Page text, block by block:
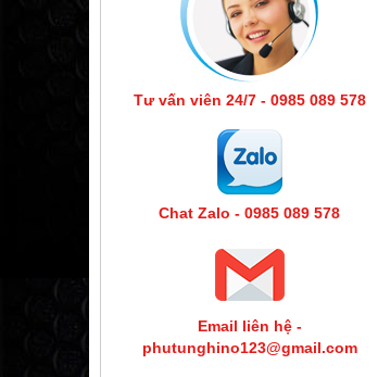
Tư vấn viên 24/7 - 0985 089 578
Chat Zalo - 0985 089 578
Email liên hệ -
phutunghino123@gmail.com